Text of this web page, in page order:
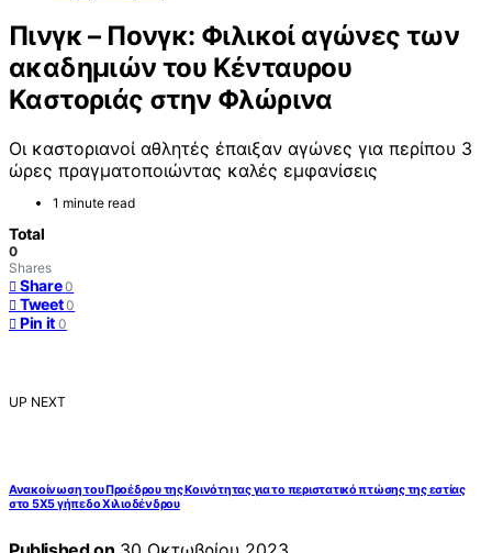
Πινγκ – Πονγκ: Φιλικοί αγώνες των
ακαδημιών του Κένταυρου
Καστοριάς στην Φλώρινα
Οι καστοριανοί αθλητές έπαιξαν αγώνες για περίπου 3
ώρες πραγματοποιώντας καλές εμφανίσεις
1 minute read
Total
0
Shares
Share 0
Tweet 0
Pin it 0
UP NEXT
Ανακοίνωση του Προέδρου της Κοινότητας για το περιστατικό πτώσης της εστίας
στο 5Χ5 γήπεδο Χιλιοδένδρου